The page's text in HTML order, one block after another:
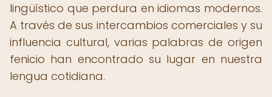
lingüístico que perdura en idiomas modernos.
A través de sus intercambios comerciales y su
influencia cultural, varias palabras de origen
fenicio han encontrado su lugar en nuestra
lengua cotidiana.